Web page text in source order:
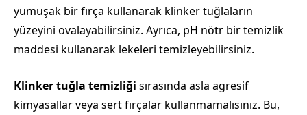
yumuşak bir fırça kullanarak klinker tuğlaların
yüzeyini ovalayabilirsiniz. Ayrıca, pH nötr bir temizlik
maddesi kullanarak lekeleri temizleyebilirsiniz.
Klinker tuğla temizliği sırasında asla agresif
kimyasallar veya sert fırçalar kullanmamalısınız. Bu,